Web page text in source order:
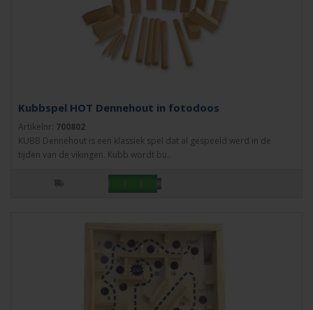
Kubbspel HOT Dennehout in fotodoos
Artikelnr: 700802
KUBB Dennehout is een klassiek spel dat al gespeeld werd in de
tijden van de vikingen. Kubb wordt bu..